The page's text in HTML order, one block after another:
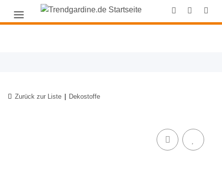
Zurück zur Liste Dekostoffe